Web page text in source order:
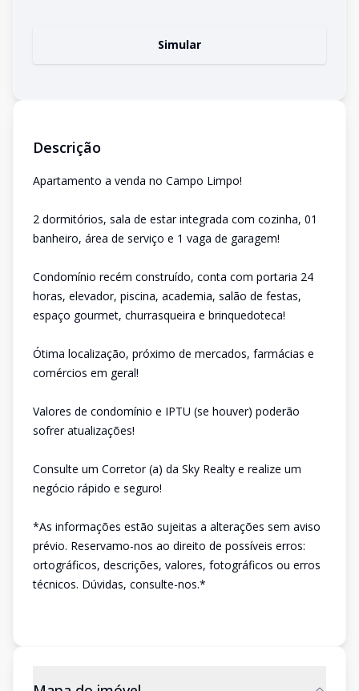
Simular
Descrição
Apartamento a venda no Campo Limpo!
2 dormitórios, sala de estar integrada com cozinha, 01
banheiro, área de serviço e 1 vaga de garagem!
Condomínio recém construído, conta com portaria 24
horas, elevador, piscina, academia, salão de festas,
espaço gourmet, churrasqueira e brinquedoteca!
Ótima localização, próximo de mercados, farmácias e
comércios em geral!
Valores de condomínio e IPTU (se houver) poderão
sofrer atualizações!
Consulte um Corretor (a) da Sky Realty e realize um
negócio rápido e seguro!
*As informações estão sujeitas a alterações sem aviso
prévio. Reservamo-nos ao direito de possíveis erros:
ortográficos, descrições, valores, fotográficos ou erros
técnicos. Dúvidas, consulte-nos.*